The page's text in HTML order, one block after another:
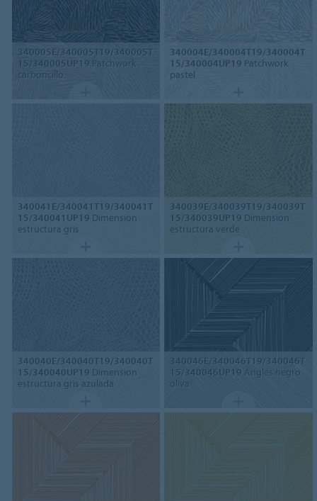
340005E/340005T19/340005T
15/340005UP19 Patchwork
carboncillo
340004E/340004T19/340004T
15/340004UP19 Patchwork
pastel
340041E/340041T19/340041T
15/340041UP19 Dimension
estructura gris
340039E/340039T19/340039T
15/340039UP19 Dimension
estructura verde
340040E/340040T19/340040T
15/340040UP19 Dimension
estructura gris azulada
340046E/340046T19/340046T
15/340046UP19 Angles negro
oliva